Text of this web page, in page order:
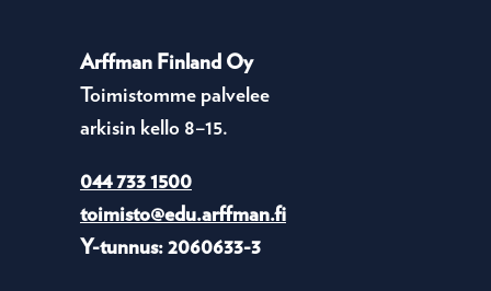
Arffman Finland Oy
Toimistomme palvelee
arkisin kello 8–15.
044 733 1500
toimisto@edu.arffman.fi
Y-tunnus: 2060633-3